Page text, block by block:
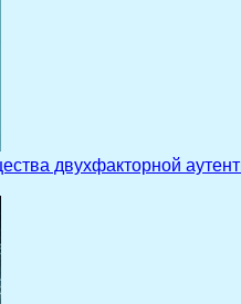
двухфакторной